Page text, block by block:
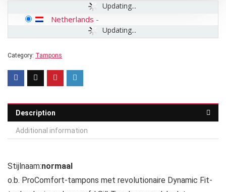
Updating...
Updating...
Netherlands -
Category: Tampons
Description
Additional information
Stijlnaam:normaal
o.b. ProComfort-tampons met revolutionaire Dynamic Fit-